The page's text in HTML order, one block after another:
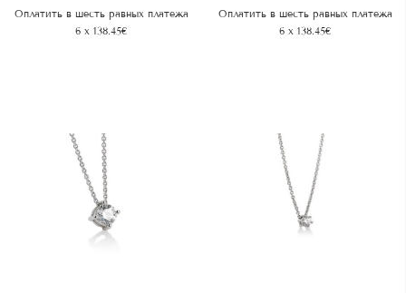
Оплатить в шесть равных платежа
6 x 138.45€
Оплатить в шесть равных платежа
6 x 138.45€